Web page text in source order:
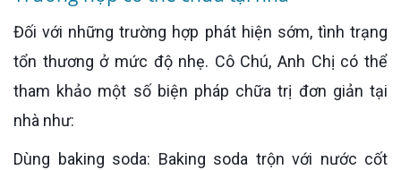
Đối với những trường hợp phát hiện sớm, tình trạng
tổn thương ở mức độ nhẹ. Cô Chú, Anh Chị có thể
tham khảo một số biện pháp chữa trị đơn giản tại
nhà như:
Dùng baking soda: Baking soda trộn với nước cốt